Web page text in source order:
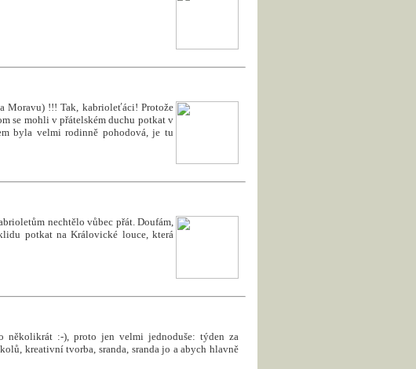
Moravu) !!! Tak, kabrioleťáci! Protože
se mohli v přátelském duchu potkat v
byla velmi rodinně pohodová, je tu
nechtělo vůbec přát. Doufám,
potkat na Královické louce, která
několikrát :-), proto jen velmi jednoduše: týden za
kreativní tvorba, sranda, sranda jo a abych hlavně